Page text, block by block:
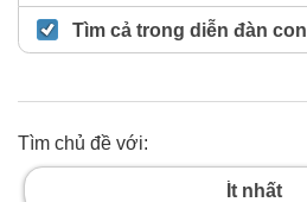
Tìm cả trong diễn đàn con
Tìm chủ đề với:
Ít nhất